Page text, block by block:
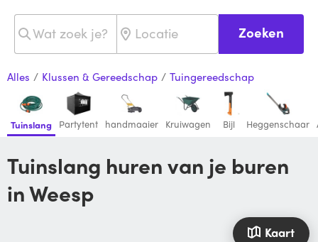
Zoeken
Alles / Klussen & Gereedschap / Tuingereedschap
Tuinslang Partytent handmaaier Kruiwagen Bijl Heggenschaar
Tuinslang huren van je buren
in Weesp
Kaart